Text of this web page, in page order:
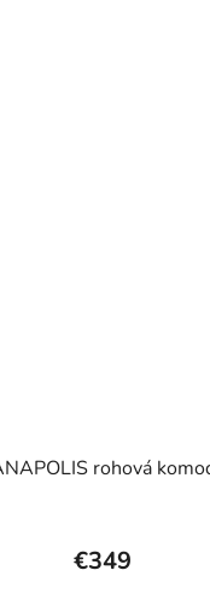
rohová
hodnotenie
€349